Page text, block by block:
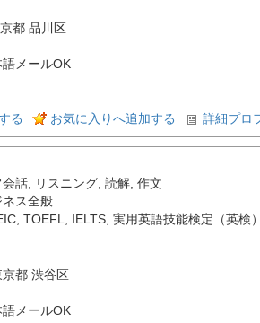
都 品川区
語メールOK
る お気に入りへ追加する 詳細プロ
会話, リスニング, 読解, 作文
ネス全般
, TOEFL IELTS, 実用英語技能検定（英検）
都 渋谷区
語メールOK